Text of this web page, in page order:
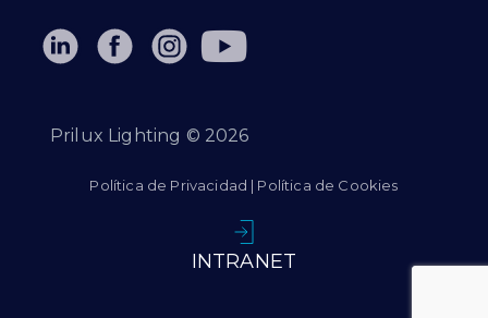
Prilux Lighting © 2026
Política de Privacidad | Política de Cookies
INTRANET